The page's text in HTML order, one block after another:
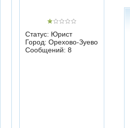
Статус: Юрист
Город: Орехово-Зуево
Сообщений: 8